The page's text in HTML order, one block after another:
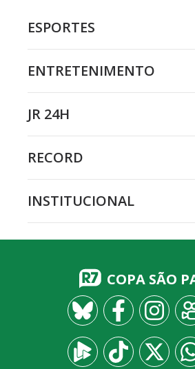
ESPORTES
ENTRETENIMENTO
JR 24H
RECORD
INSTITUCIONAL
COPA SÃO